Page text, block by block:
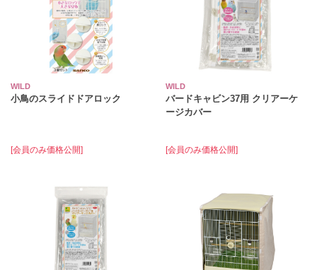
WILD
小鳥のスライドドアロック
[会員のみ価格公開]
WILD
バードキャビン37用 クリアーケ
ージカバー
[会員のみ価格公開]